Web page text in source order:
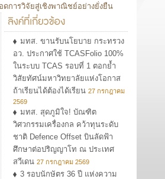
ดการวิจัยสู่เชิงพาณิชย์อย่างยั่งยืน
มทส. ขานรับนโยบาย กระทรวง
อว. ประกาศใช้ TCASFolio 100%
ในระบบ TCAS รอบที่ 1 ตอกย้ำ
วิสัยทัศน์มหาวิทยาลัยแห่งโอกาส
ถ้าเรียนได้ต้องได้เรียน 27 กรกฎาคม
2569
มทส. สุดภูมิใจ! บัณฑิต
วิศวกรรมเครื่องกล คว้าทุนระดับ
ชาติ Defence Offset บินลัดฟ้า
ศึกษาต่อปริญญาโท ณ ประเทศ
สวีเดน 27 กรกฎาคม 2569
3 รอบนักษัตร 36 ปี แห่งความ